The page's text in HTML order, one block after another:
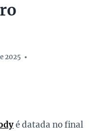
2025
é datada no final